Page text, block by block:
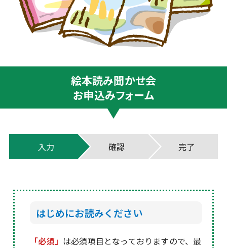
絵本読み聞かせ会
お申込みフォーム
入力 確認 完了
はじめにお読みください
「必須」 は必須項目となっておりますので、最